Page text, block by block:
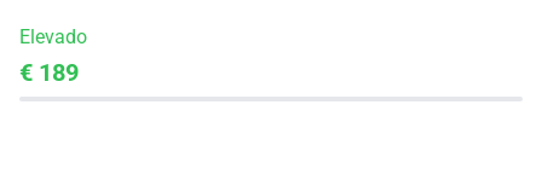
Elevado
€ 189